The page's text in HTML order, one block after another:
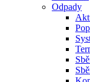
Odpady